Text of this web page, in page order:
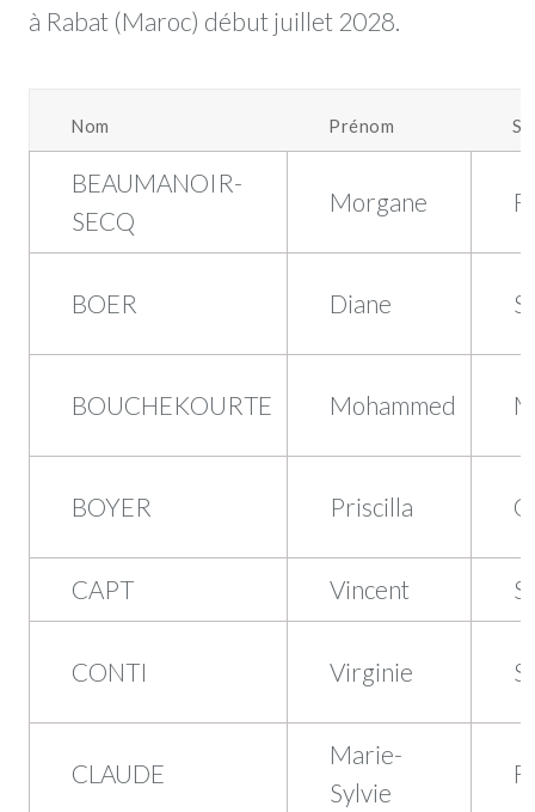
à Rabat (Maroc) début juillet 2028.
Nom Prénom
BEAUMANOIR-
SECQ
Morgane
BOER Diane
BOUCHEKOURTE Mohammed
BOYER Priscilla
CAPT Vincent
CONTI Virginie
CLAUDE
Marie-
Sylvie